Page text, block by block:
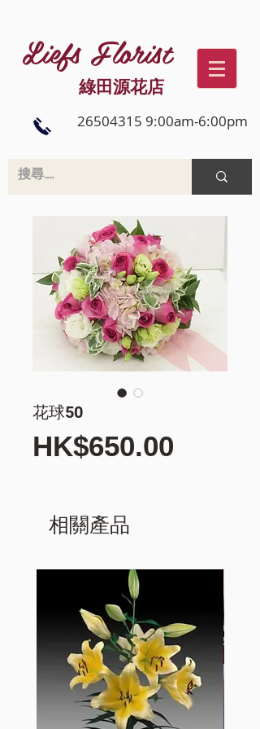
Liefs Florist
綠田源花店
26504315 9:00am-6:00pm
花球50
HK$650.00
相關產品